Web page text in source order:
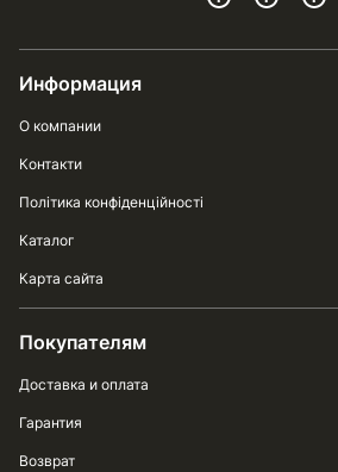
Информация
О компании
Контакти
Політика конфіденційності
Каталог
Карта сайта
Покупателям
Доставка и оплата
Гарантия
Возврат